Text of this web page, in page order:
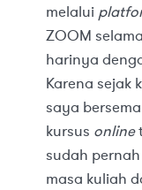
melalui
ZOOM
harinya
Karena sejak
saya
kursus online
sudah
masa kuliah